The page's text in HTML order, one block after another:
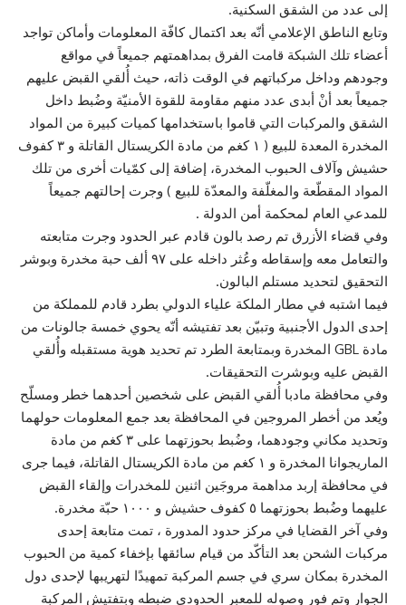
إلى عدد من الشقق السكنية.
وتابع الناطق الإعلامي أنّه بعد اكتمال كافّة المعلومات وأماكن تواجد
أعضاء تلك الشبكة قامت الفرق بمداهمتهم جميعاً في مواقع
وجودهم وداخل مركباتهم في الوقت ذاته، حيث أُلقي القبض عليهم
جميعاً بعد أنْ أبدى عدد منهم مقاومة للقوة الأمنيّة وضُبط داخل
الشقق والمركبات التي قاموا باستخدامها كميات كبيرة من المواد
المخدرة المعدة للبيع ( ١ كغم من مادة الكريستال القاتلة و ٣ كفوف
حشيش وآلاف الحبوب المخدرة، إضافة إلى كمّيات أخرى من تلك
المواد المقطّعة والمغلّفة والمعدّة للبيع ) وجرت إحالتهم جميعاً
للمدعي العام لمحكمة أمن الدولة .
وفي قضاء الأزرق تم رصد بالون قادم عبر الحدود وجرت متابعته
والتعامل معه وإسقاطه وعُثر داخله على ٩٧ ألف حبة مخدرة وبوشر
التحقيق لتحديد مستلم البالون.
فيما اشتبه في مطار الملكة علياء الدولي بطرد قادم للمملكة من
إحدى الدول الأجنبية وتبيّن بعد تفتيشه أنّه يحوي خمسة جالونات من
مادة GBL المخدرة وبمتابعة الطرد تم تحديد هوية مستقبله وأُلقي
القبض عليه وبوشرت التحقيقات.
وفي محافظة مادبا أُلقي القبض على شخصين أحدهما خطر ومسلّح
ويُعد من أخطر المروجين في المحافظة بعد جمع المعلومات حولهما
وتحديد مكاني وجودهما، وضُبط بحوزتهما على ٣ كغم من مادة
الماريجوانا المخدرة و ١ كغم من مادة الكريستال القاتلة، فيما جرى
في محافظة إربد مداهمة مروجَين اثنين للمخدرات وإلقاء القبض
عليهما وضُبط بحوزتهما ٥ كفوف حشيش و ١٠٠٠ حبّة مخدرة.
وفي آخر القضايا في مركز حدود المدورة ، تمت متابعة إحدى
مركبات الشحن بعد التأكّد من قيام سائقها بإخفاء كمية من الحبوب
المخدرة بمكان سري في جسم المركبة تمهيدًا لتهريبها لإحدى دول
الجوار وتم فور وصوله للمعبر الحدودي ضبطه وبتفتيش المركبة